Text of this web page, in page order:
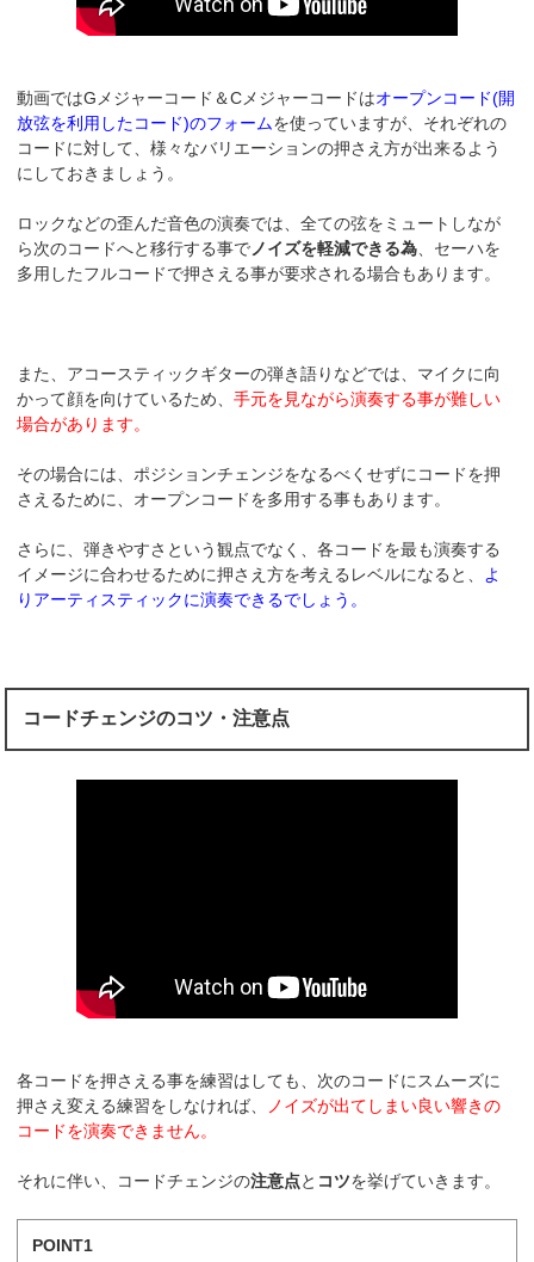
動画ではGメジャーコード＆Cメジャーコードはオープンコード(開
放弦を利用したコード)のフォームを使っていますが、それぞれの
コードに対して、様々なバリエーションの押さえ方が出来るよう
にしておきましょう。
ロックなどの歪んだ音色の演奏では、全ての弦をミュートしなが
ら次のコードへと移行する事でノイズを軽減できる為 、セーハを
多用したフルコードで押さえる事が要求される場合もあります。
また、アコースティックギターの弾き語りなどでは、マイクに向
かって顔を向けているため、手元を見ながら演奏する事が難しい
場合があります。
その場合には、ポジションチェンジをなるべくせずにコードを押
さえるために、オープンコードを多用する事もあります。
さらに、弾きやすさという観点でなく、各コードを最も演奏する
イメージに合わせるために押さえ方を考えるレベルになると、 よ
りアーティスティックに演奏できるでしょう。
コードチェンジのコツ・注意点
各コードを押さえる事を練習はしても、次のコードにスムーズに
押さえ変える練習をしなければ、
ノイズが出てしまい良い響きの
コードを演奏できません。
それに伴い、コードチェンジの注意点と コツを挙げていきます。
POINT1